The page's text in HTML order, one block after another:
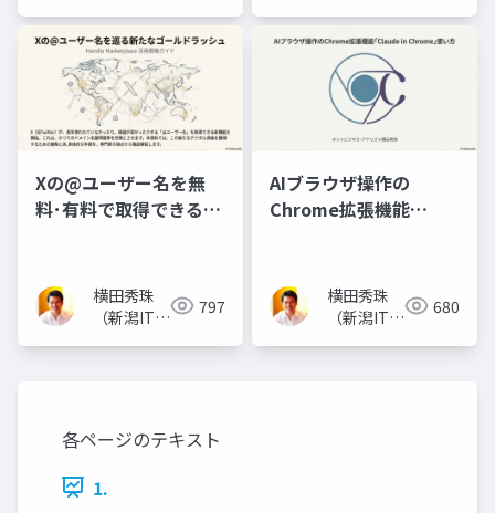
タント）
Xの@ユーザー名を無
料･有料で取得できる
横田秀珠
（新潟ITコ
797
AIブラウザ操作の
Chrome拡張機能
横田秀珠
（新潟ITコ
680
各ページのテキスト
1.